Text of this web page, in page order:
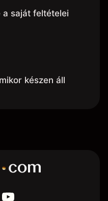
a saját feltételei
készen áll